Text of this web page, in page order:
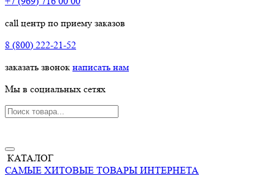
call центр по приему заказов
8 (800) 222-21-52
заказать звонок написать нам
Мы в социальных сетях
КАТАЛОГ
САМЫЕ ХИТОВЫЕ ТОВАРЫ ИНТЕРНЕТА